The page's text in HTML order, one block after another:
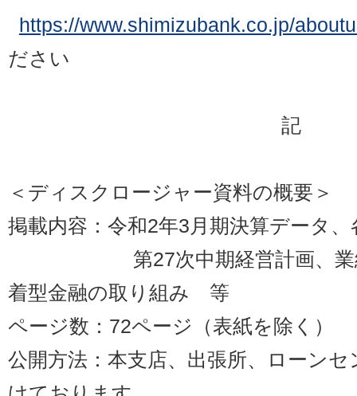
https://www.shimizubank.co.jp/
ださい
記
＜ディスクロージャー資料の概要＞
掲載内容：令和2年3月期決算データ
第27次中期経営計画、業績
着型金融の取り組み 等
ページ数：72ページ（表紙を除く）
公開方法：本支店、出張所、ローン